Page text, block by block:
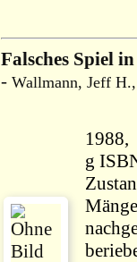
Falsches Spiel
- Wallmann, Jeff
1988,
g